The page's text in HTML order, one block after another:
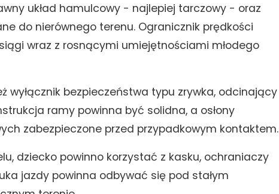
układ hamulcowy - najlepiej tarczowy - oraz
do nierównego terenu. Ogranicznik prędkości
wraz z rosnącymi umiejętnościami młodego
wyłącznik bezpieczeństwa typu zrywka, odcinający
ramy powinna być solidna, a osłony
zabezpieczone przed przypadkowym kontaktem.
dziecko powinno korzystać z kasku, ochraniaczy
jazdy powinna odbywać się pod stałym